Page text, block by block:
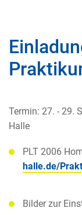
Termin: 27. - 29.
Halle
PLT 2006
halle.de/
Bilder zur